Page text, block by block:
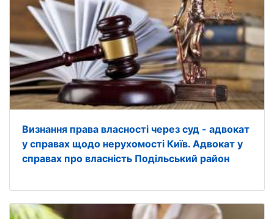
Визнання права власності через суд - адвокат
у справах щодо нерухомості Київ. Адвокат у
справах про власність Подільський район